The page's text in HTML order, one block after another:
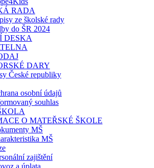
RADA
ze školské rady
do ŠR 2024
DESKA
DARY
České republiky
osobní údajů
souhlas
O MATEŘSKÉ ŠKOLE
MŠ
MŠ
zajištění
a úplata